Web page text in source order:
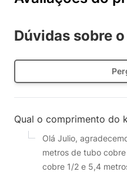
Dúvidas sobre
Qual o comprimento do
Olá Julio,
metros de tubo
cobre 1/2 e 5,4